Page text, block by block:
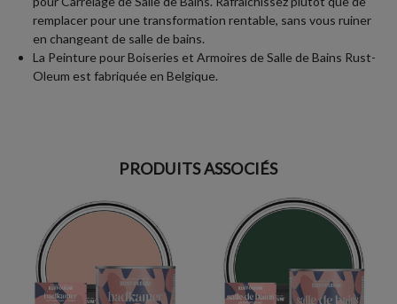
remplacer pour une transformation rentable, sans vous ruiner
en changeant de salle de bains.
La Peinture pour Boiseries et Armoires de Salle de Bains Rust-
Oleum est fabriquée en Belgique.
PRODUITS ASSOCIÉS